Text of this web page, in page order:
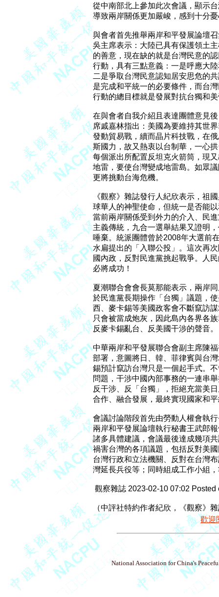
從中南部北上參加此次會議，顯示
導致兩岸關係更加嚴峻，感到十分
與會者首先推舉兩岸和平發展論壇
吳主席表示：大陸已具有保護領土
的善意，現在缺的就是台灣民意的
行動，具有三點意義：一是呼應大
二是爭取台灣民意認知居安思危的
是完成和平統一的必要條件，而台
行動的總目標就是發展對抗台獨和
在與會者自我介紹且表達團體意見
席戚嘉林指出：美國為要維持其世
發動貿易戰，續而晶片科技戰，在
斯國力，故又熱衷以台制華，一心
每個派出所配置反坦克火箭筒，現
地雷，要使台灣變成地雷島。如眾
更將挑動台海危機。
《觀察》雜誌發行人紀欣表示，祖
球華人的神聖使命，但統一是否能
當前兩岸關係受到外力的介入、民
主義傳統，九合一選舉結果又證明
唾棄。統派團體曾於2008年大選前
水扁提出的「入聯公投」。這次再
國內政，反對民進黨挑起戰爭。人
必將成功！
夏潮聯合會會長莫那能表示，兩岸
於民進黨長期操作「台獨」議題，
西、麥卡錫等美國政客會不斷竄訪
只會被當成炮灰，因此島內各界各
反麥卡錫亂台、反美國干涉的聲音。
中華兩岸和平發展聯合會副主席陳
部署，意圖將日、韓、菲律賓與台
錫預計竄訪台灣只是一個起手式。
問題，干涉中國內部事務的一連串
反干涉、反「台獨」，拒絕充當美
合作、融合發展，最終實現國家和
會議討論階段首先由勞動人權會執
兩岸和平發展論壇執行秘書王武郎
諸多具體建議，會議最後達成幾項
禍害台灣的各項議題，包括反對美
台灣行政和立法機關、反對在台灣
灣延長兵役等；同時組成工作小組
觀察雜誌 2023-02-10 07:02 Posted
（中評社特約作者紀欣，《觀察》
歡迎
National Association for China's